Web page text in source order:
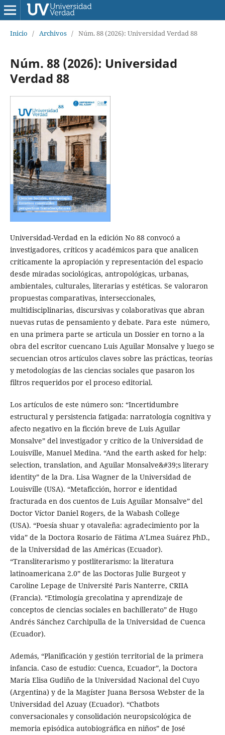
Inicio / Archivos / Núm. 88 (2026): Universidad Verdad 88
Núm. 88 (2026): Universidad
Verdad 88
Universidad-Verdad en la edición No 88 convocó a
investigadores, críticos y académicos para que analicen
críticamente la apropiación y representación del espacio
desde miradas sociológicas, antropológicas, urbanas,
ambientales, culturales, literarias y estéticas. Se valoraron
propuestas comparativas, interseccionales,
multidisciplinarias, discursivas y colaborativas que abran
nuevas rutas de pensamiento y debate. Para este número,
en una primera parte se articula un Dossier en torno a la
obra del escritor cuencano Luis Aguilar Monsalve y luego se
secuencian otros artículos claves sobre las prácticas, teorías
y metodologías de las ciencias sociales que pasaron los
filtros requeridos por el proceso editorial.
Los artículos de este número son: “Incertidumbre
estructural y persistencia fatigada: narratología cognitiva y
afecto negativo en la ficción breve de Luis Aguilar
Monsalve” del investigador y crítico de la Universidad de
Louisville, Manuel Medina. “And the earth asked for help:
selection, translation, and Aguilar Monsalve&#39;s literary
identity” de la Dra. Lisa Wagner de la Universidad de
Louisville (USA). “Metaficción, horror e identidad
fracturada en dos cuentos de Luis Aguilar Monsalve” del
Doctor Víctor Daniel Rogers, de la Wabash College
(USA). “Poesía shuar y otavaleña: agradecimiento por la
vida” de la Doctora Rosario de Fátima A’Lmea Suárez PhD.,
de la Universidad de las Américas (Ecuador).
“Transliterarismo y postliterarismo: la literatura
latinoamericana 2.0” de las Doctoras Julie Burgeot y
Caroline Lepage de Université Paris Nanterre, CRIIA
(Francia). “Etimología grecolatina y aprendizaje de
conceptos de ciencias sociales en bachillerato” de Hugo
Andrés Sánchez Carchipulla de la Universidad de Cuenca
(Ecuador).
Además, “Planificación y gestión territorial de la primera
infancia. Caso de estudio: Cuenca, Ecuador”, la Doctora
María Elisa Gudiño de la Universidad Nacional del Cuyo
(Argentina) y de la Magíster Juana Bersosa Webster de la
Universidad del Azuay (Ecuador). “Chatbots
conversacionales y consolidación neuropsicológica de
memoria episódica autobiográfica en niños” de José